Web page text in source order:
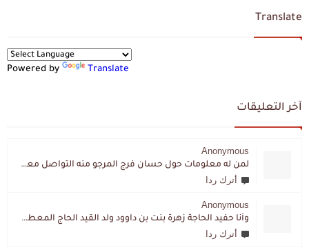
Translate
Powered by Translate
آخر التعليقات
Anonymous
لمن له معلومات حول حسان فرج المرجو منه التواصل معي لقد اختفى تماما و كانت لي به علاقة تواصل خاصة
أترك ردا
Anonymous
وأنا حفيد الحاجة زهرة بنت بن داوود ولد القيد الحاج المعطي المزمزي . ولا نمتلك من إرثه شيئا .
أترك ردا